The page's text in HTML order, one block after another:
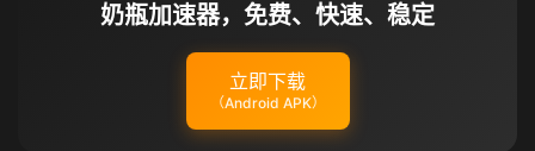
奶瓶加速器，免费、快速、稳定
立即下载
（Android APK）